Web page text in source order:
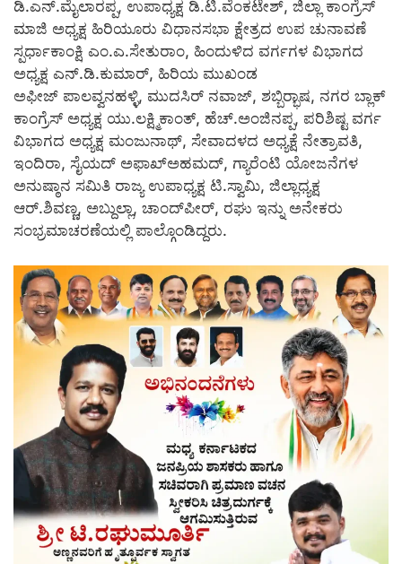
ಡಿ.ಎನ್.ಮೈಲಾರಪ್ಪ, ಉಪಾಧ್ಯಕ್ಷ ಡಿ.ಟಿ.ವೆಂಕಟೇಶ್, ಜಿಲ್ಲಾ ಕಾಂಗ್ರೆಸ್
ಮಾಜಿ ಅಧ್ಯಕ್ಷ ಹಿರಿಯೂರು ವಿಧಾನಸಭಾ ಕ್ಷೇತ್ರದ ಉಪ ಚುನಾವಣೆ
ಸ್ಪರ್ಧಾಕಾಂಕ್ಷಿ ಎಂ.ಎ.ಸೇತುರಾಂ, ಹಿಂದುಳಿದ ವರ್ಗಗಳ ವಿಭಾಗದ
ಅಧ್ಯಕ್ಷ ಎನ್.ಡಿ.ಕುಮಾರ್, ಹಿರಿಯ ಮುಖಂಡ
ಅಫೀಜ್ ಪಾಲವ್ವನಹಳ್ಳಿ, ಮುದಸಿರ್ ನವಾಜ್, ಶಬ್ಬಿರ್‍ಭಾಷ, ನಗರ ಬ್ಲಾಕ್
ಕಾಂಗ್ರೆಸ್ ಅಧ್ಯಕ್ಷ ಯು.ಲಕ್ಷ್ಮಿಕಾಂತ್, ಹೆಚ್.ಅಂಜಿನಪ್ಪ, ಪರಿಶಿಷ್ಟ ವರ್ಗ
ವಿಭಾಗದ ಅಧ್ಯಕ್ಷ ಮಂಜುನಾಥ್, ಸೇವಾದಳದ ಅಧ್ಯಕ್ಷೆ ನೇತ್ರಾವತಿ,
ಇಂದಿರಾ, ಸೈಯದ್ ಅಫಾಖ್‍ಅಹಮದ್, ಗ್ಯಾರೆಂಟಿ ಯೋಜನೆಗಳ
ಅನುಷ್ಠಾನ ಸಮಿತಿ ರಾಜ್ಯ ಉಪಾಧ್ಯಕ್ಷ ಟಿ.ಸ್ವಾಮಿ, ಜಿಲ್ಲಾಧ್ಯಕ್ಷ
ಆರ್.ಶಿವಣ್ಣ, ಅಬ್ದುಲ್ಲಾ, ಚಾಂದ್‍ಪೀರ್, ರಘು ಇನ್ನು ಅನೇಕರು
ಸಂಭ್ರಮಾಚರಣೆಯಲ್ಲಿ ಪಾಲ್ಗೊಂಡಿದ್ದರು.